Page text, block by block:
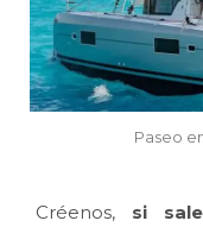
Paseo
Créenos, si